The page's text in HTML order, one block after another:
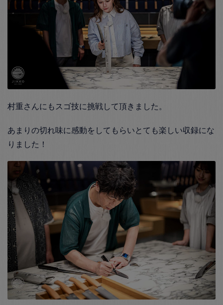
村重さんにもスゴ技に挑戦して頂きました。
あまりの切れ味に感動をしてもらいとても楽しい収録にな
りました！